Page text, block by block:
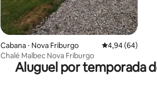
Cabana ⋅ Nova Friburgo 4,94 de uma
4,94 (64)
Chalé Malbec Nova Friburgo
Aluguel por temporada